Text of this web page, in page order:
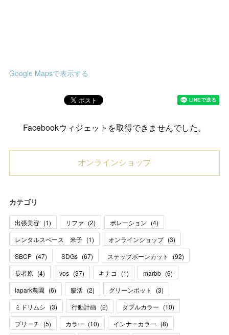
Google Mapsで表示する
Facebookウィジェットを取得できませんでした。
オンラインショップ
カテゴリ
出張美容 (1) リファ (2) ポレーション (4)
レンタルスペース 米子 (1) オンラインショップ (3)
SBCP (47) SDGs (67) ステップボーンカット (92)
長者原 (4) vos (37) キナコ (1) marbb (6)
lapark農園 (6) 腸活 (2) グリーンポット (3)
ミドリムシ (3) 行動計画 (2) ダブルカラー (10)
ブリーチ (5) カラー (10) インナーカラー (8)